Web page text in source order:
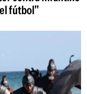
fútbol"